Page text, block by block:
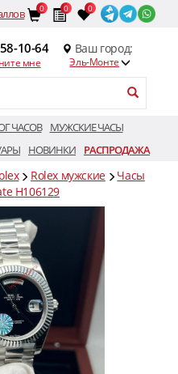
0 0 0
10-64
мне
Ваш город:
Эль-Монте
ЧАСОВ
МУЖСКИЕ ЧАСЫ
НОВИНКИ РАСПРОДАЖА
Rolex мужские
Часы
H106129